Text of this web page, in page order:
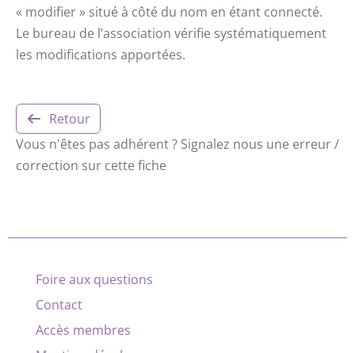
« modifier » situé à côté du nom en étant connecté.
Le bureau de l’association vérifie systématiquement
les modifications apportées.
Retour
Vous n'êtes pas adhérent ? Signalez nous une erreur /
correction sur cette fiche
Foire aux questions
Contact
Accès membres